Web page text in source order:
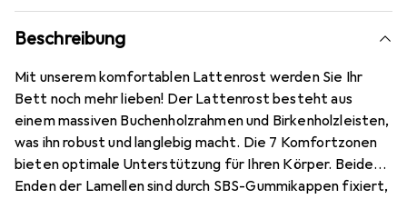
Beschreibung
Mit unserem komfortablen Lattenrost werden Sie Ihr
Bett noch mehr lieben! Der Lattenrost besteht aus
einem massiven Buchenholzrahmen und Birkenholzleisten,
was ihn robust und langlebig macht. Die 7 Komfortzonen
bieten optimale Unterstützung für Ihren Körper. Beide
Enden der Lamellen sind durch SBS-Gummikappen fixiert,